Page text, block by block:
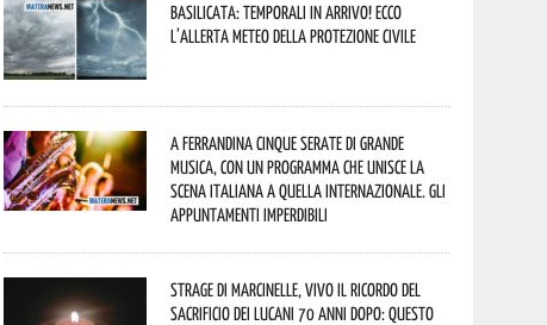
Basilicata: temporali in arrivo! Ecco
l’allerta meteo della Protezione civile
A Ferrandina cinque serate di grande
musica, con un programma che unisce la
scena italiana a quella internazionale. Gli
appuntamenti imperdibili
Strage di Marcinelle, vivo il ricordo del
sacrificio dei lucani 70 anni dopo: questo